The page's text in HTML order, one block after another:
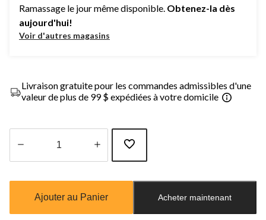
Ramassage le jour même disponible. Obtenez-la dès
aujourd'hui!
Voir d'autres magasins
Livraison gratuite pour les commandes admissibles d'une
valeur de plus de 99 $ expédiées à votre domicile
mise
à
Ajouter au Panier Acheter maintenant